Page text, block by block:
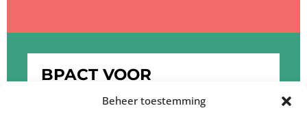
Beheer toestemming
BPACT VOOR